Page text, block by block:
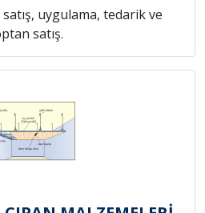
uygulama, tedarik ve
satış.